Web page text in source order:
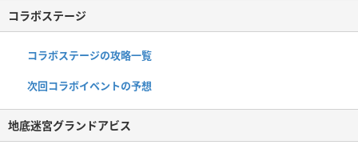
コラボステージ
コラボステージの攻略一覧
次回コラボイベントの予想
地底迷宮グランドアビス